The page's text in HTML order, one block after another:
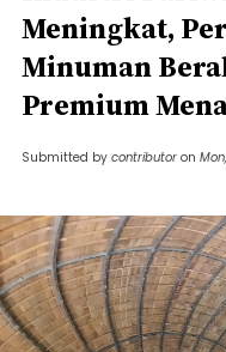
Meningkat,
Minuman
Premium
Submitted by contributor on